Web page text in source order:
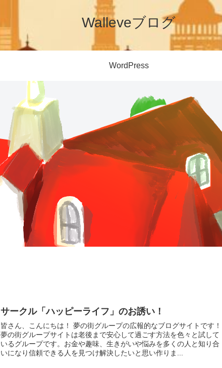
Walleveブログ
WordPress
サークル「ハッピーライフ」のお誘い！
皆さん、こんにちは！ 夢の街グループの広報的なブログサイトです！
夢の街グループサイトは老後まで安心して過ごす方法を色々と試して
いるグループです。お金や趣味、生きがいや悩みを多くの人と知り合
いになり信頼できる人を見つけ解決したいと思い作りま...